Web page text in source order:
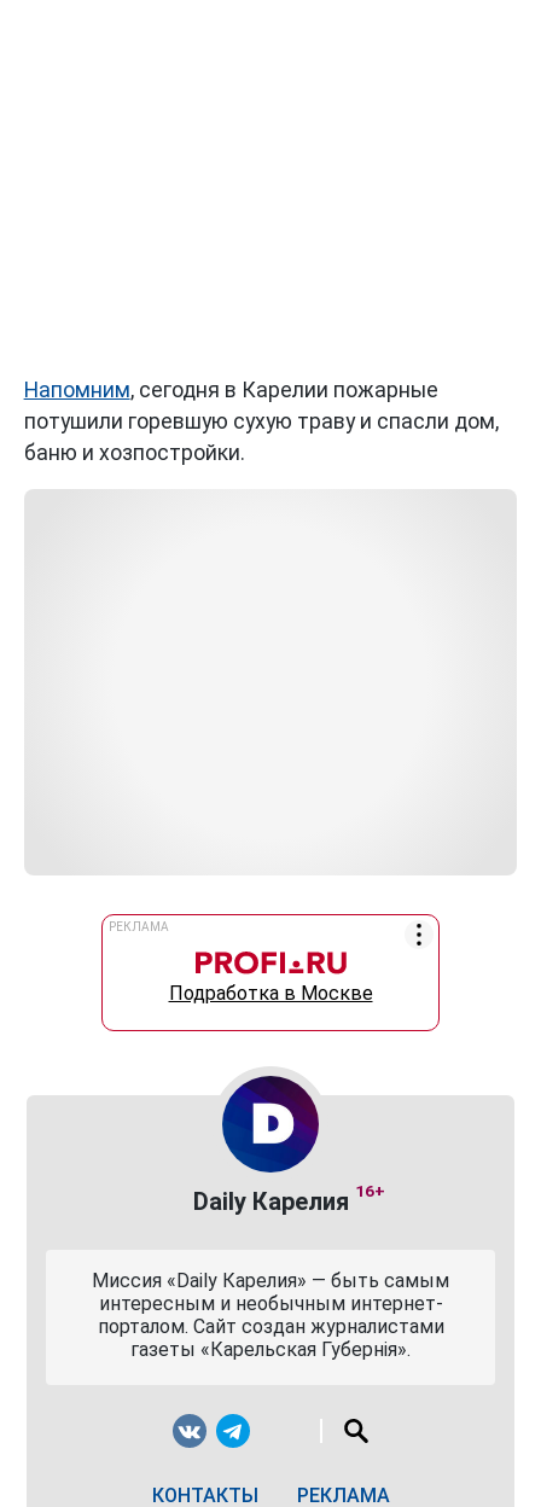
Напомним, сегодня в Карелии пожарные
потушили горевшую сухую траву и спасли дом,
баню и хозпостройки.
РЕКЛАМА
Подработка в Москве
Daily Карелия 16+
Миссия «Daily Карелия» — быть самым
интересным и необычным интернет-
порталом. Сайт создан журналистами
газеты «Карельская Губернiя».
КОНТАКТЫ РЕКЛАМА